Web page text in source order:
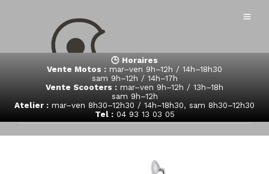
🕒 Horaires
Vente Motos : mar–ven 9h–12h / 14h–18h30
sam 9h–12h / 14h–17h
Vente Scooters : mar–ven 9h–12h / 13h–18h
sam 9h–12h
Atelier : mar–ven 8h30–12h30 / 14h–18h30, sam 8h30–12h30
Tel :04 93 13 03 05